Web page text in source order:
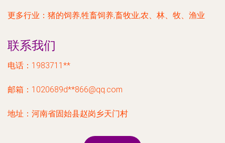
更多行业： 猪的饲养,牲畜饲养,畜牧业,农、林、牧、渔业
联系我们
电话：1983711**
邮箱：1020689d**866@qq.com
地址：河南省固始县赵岗乡天门村